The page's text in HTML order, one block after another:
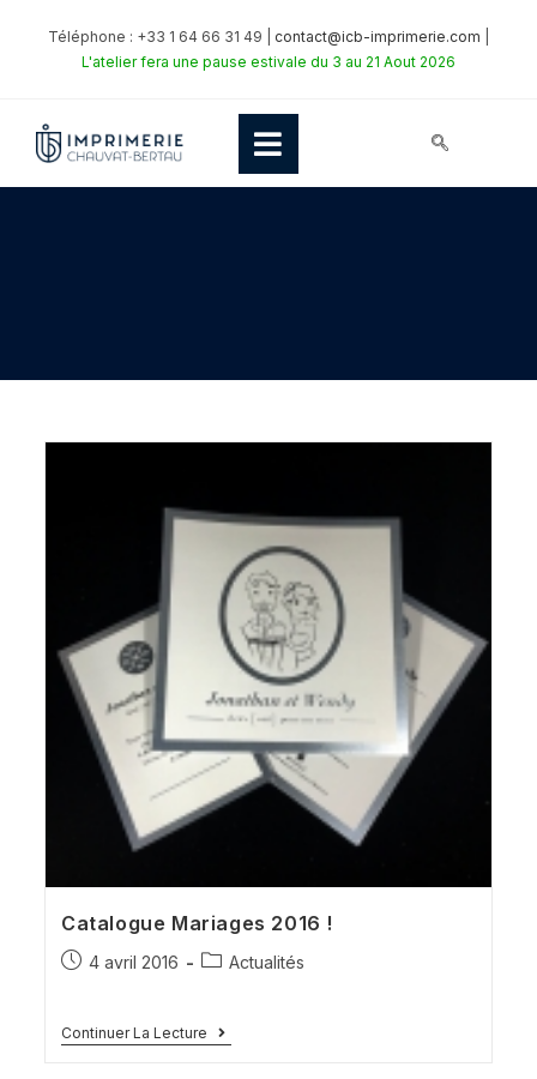
Téléphone : +33 1 64 66 31 49 | contact@icb-imprimerie.com
L'atelier fera une pause estivale du 3 au 21 Aout 2026
Catalogue Mariages 2016 !
4 avril 2016 Actualités
Continuer La Lecture